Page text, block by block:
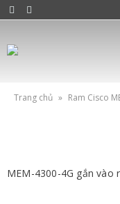
Trang chủ » Ram Cisco
MEM-4300-4G gắn vào